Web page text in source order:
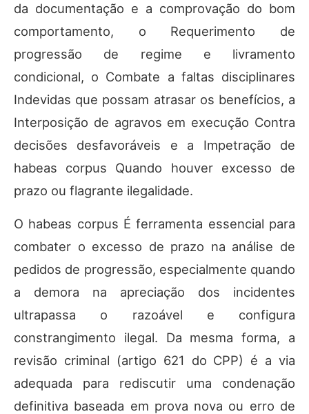
da documentação e a comprovação do bom
comportamento, o Requerimento de
progressão de regime e livramento
condicional, o Combate a faltas disciplinares
Indevidas que possam atrasar os benefícios, a
Interposição de agravos em execução Contra
decisões desfavoráveis e a Impetração de
habeas corpus Quando houver excesso de
prazo ou flagrante ilegalidade.
O habeas corpus É ferramenta essencial para
combater o excesso de prazo na análise de
pedidos de progressão, especialmente quando
a demora na apreciação dos incidentes
ultrapassa o razoável e configura
constrangimento ilegal. Da mesma forma, a
revisão criminal (artigo 621 do CPP) é a via
adequada para rediscutir uma condenação
definitiva baseada em prova nova ou erro de